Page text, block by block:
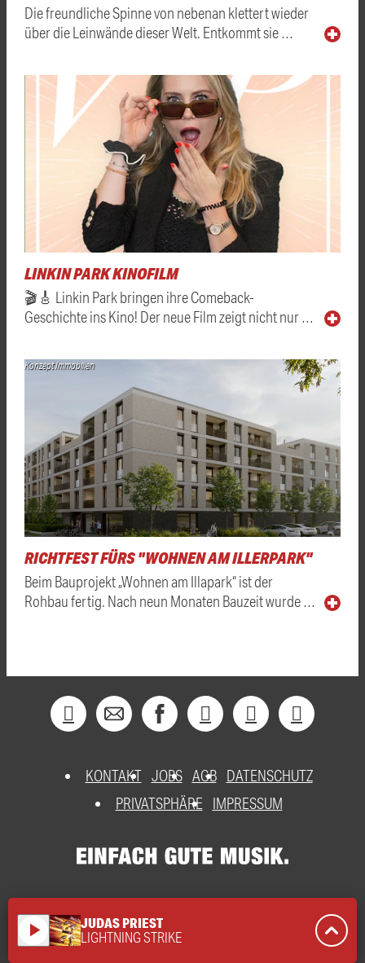
Die freundliche Spinne von nebenan klettert wieder
über die Leinwände dieser Welt. Entkommt sie …
LINKIN PARK KINOFILM
🎬🎸 Linkin Park bringen ihre Comeback-
Geschichte ins Kino! Der neue Film zeigt nicht nur …
Konzept Immobilien
RICHTFEST FÜRS "WOHNEN AM ILLERPARK"
Beim Bauprojekt „Wohnen am Illapark“ ist der
Rohbau fertig. Nach neun Monaten Bauzeit wurde …
KONTAKT JOBS AGB DATENSCHUTZ
PRIVATSPHÄRE
IMPRESSUM
play_arrow JUDAS PRIEST
LIGHTNING STRIKE